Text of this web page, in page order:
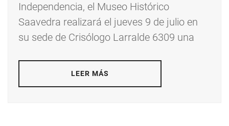
Independencia, el Museo Histórico
Saavedra realizará el jueves 9 de julio en
su sede de Crisólogo Larralde 6309 una
LEER MÁS